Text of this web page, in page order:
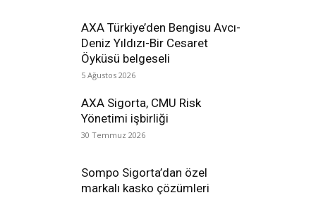
AXA Türkiye’den Bengisu Avcı-
Deniz Yıldızı-Bir Cesaret
Öyküsü belgeseli
5 Ağustos 2026
AXA Sigorta, CMU Risk
Yönetimi işbirliği
30 Temmuz 2026
Sompo Sigorta’dan özel
markalı kasko çözümleri